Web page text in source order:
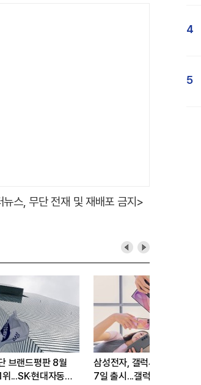
스, 무단 전재 및 재배포 금지>
발표 초읽기... 실적 호조
장 관심은 'AI'
삼성전자, 이번엔 3D 메
8배' zHBM 세계 최초
4
5